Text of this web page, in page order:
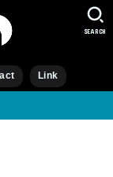
Link
SEARCH